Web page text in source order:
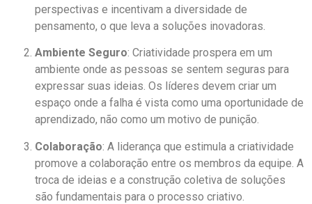
perspectivas e incentivam a diversidade de
pensamento, o que leva a soluções inovadoras.
Ambiente Seguro: Criatividade prospera em um
ambiente onde as pessoas se sentem seguras para
expressar suas ideias. Os líderes devem criar um
espaço onde a falha é vista como uma oportunidade de
aprendizado, não como um motivo de punição.
Colaboração: A liderança que estimula a criatividade
promove a colaboração entre os membros da equipe. A
troca de ideias e a construção coletiva de soluções
são fundamentais para o processo criativo.